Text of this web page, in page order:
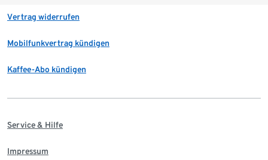
Vertrag widerrufen
Mobilfunkvertrag kündigen
Kaffee-Abo kündigen
Service & Hilfe
Impressum